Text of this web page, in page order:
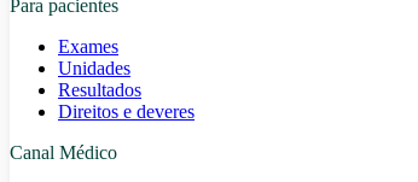
Para pacientes
Exames
Unidades
Resultados
Direitos e deveres
Canal Médico